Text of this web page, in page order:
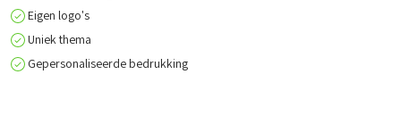
Eigen logo's
Uniek thema
Gepersonaliseerde bedrukking